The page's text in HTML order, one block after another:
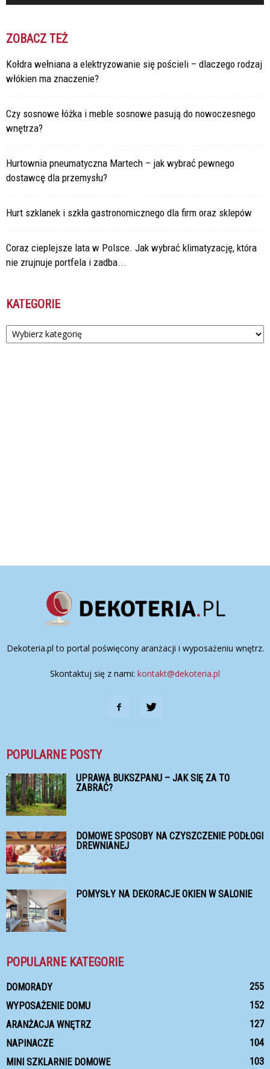
ZOBACZ TEŻ
Kołdra wełniana a elektryzowanie się pościeli – dlaczego rodzaj
włókien ma znaczenie?
Czy sosnowe łóżka i meble sosnowe pasują do nowoczesnego
wnętrza?
Hurtownia pneumatyczna Martech – jak wybrać pewnego
dostawcę dla przemysłu?
Hurt szklanek i szkła gastronomicznego dla firm oraz sklepów
Coraz cieplejsze lata w Polsce. Jak wybrać klimatyzację, która
nie zrujnuje portfela i zadba...
KATEGORIE
Kategorie
Dekoteria.pl to portal poświęcony aranżacji i wyposażeniu wnętrz.
Skontaktuj się z nami: kontakt@dekoteria.pl
POPULARNE POSTY
UPRAWA BUKSZPANU – JAK SIĘ ZA TO
ZABRAĆ?
DOMOWE SPOSOBY NA CZYSZCZENIE PODŁOGI
DREWNIANEJ
POMYSŁY NA DEKORACJE OKIEN W SALONIE
POPULARNE KATEGORIE
DOMORADY
255
WYPOSAŻENIE DOMU
152
ARANŻACJA WNĘTRZ
127
NAPINACZE
104
MINI SZKLARNIE DOMOWE
103